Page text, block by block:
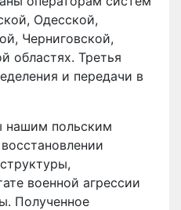
Одесской,
Черниговской,
областях. Третья
и передачи в
нашим польским
военной агрессии
Полученное